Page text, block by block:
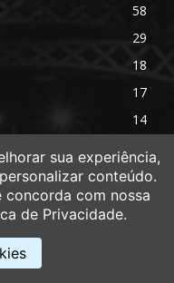
58
29
18
17
14
sua experiência,
conteúdo.
com nossa
de Privacidade.